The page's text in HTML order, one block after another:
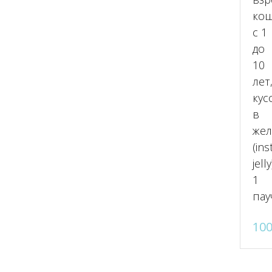
с 1
до
10
лет,
в
1
100